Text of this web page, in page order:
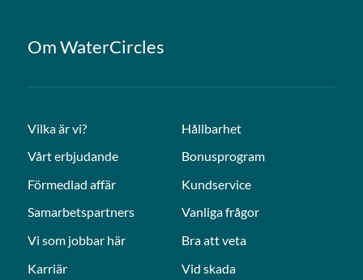
Om WaterCircles
Vilka är vi?
Vårt erbjudande
Förmedlad affär
Samarbetspartners
Vi som jobbar här
Karriär
Hållbarhet
Bonusprogram
Kundservice
Vanliga frågor
Bra att veta
Vid skada